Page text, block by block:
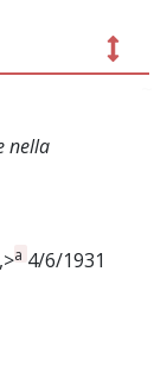
nella
a 4/6/1931